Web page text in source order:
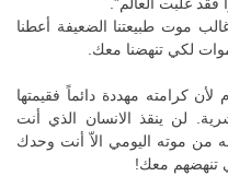
موت طبيعتنا الضعيفة أعطنا
لكي تنهضنا معك.
كرامته مهددة دائماً فقيمتها
لن ينقذ الانسان الذي أنت
من موته اليومي الاّ أنت وحدك
تنهضهم معك!